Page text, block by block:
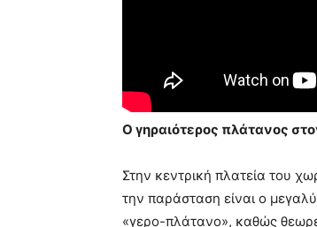
Ο γηραιότερος πλάτανος
Στην κεντρική πλατεία του
την παράσταση είναι ο
«γερο-πλάτανο», καθώς